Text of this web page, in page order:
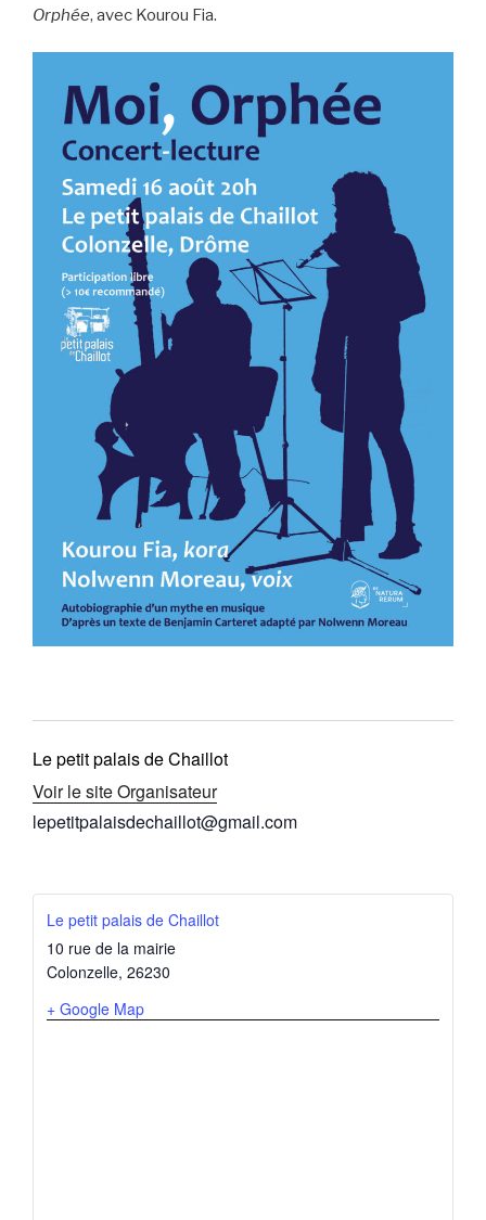
Orphée, avec Kourou Fia.
Le petit palais de Chaillot
Voir le site Organisateur
lepetitpalaisdechaillot@gmail.com
Le petit palais de Chaillot
10 rue de la mairie
Colonzelle, 26230
+ Google Map